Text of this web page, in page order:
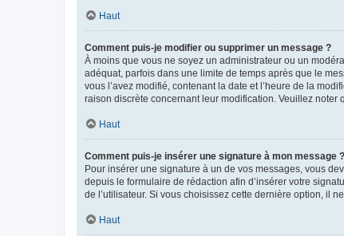
Haut
Comment puis-je modifier ou supprimer un message ?
À moins que vous ne soyez un administrateur ou un
adéquat, parfois dans une limite de temps après que le
vous l’avez modifié, contenant la date et l’heure de la
raison discrète concernant leur modification. Veuillez
Haut
Comment puis-je insérer une signature à mon message ?
Pour insérer une signature à un de vos messages, vous
depuis le formulaire de rédaction afin d’insérer votre
de l’utilisateur. Si vous choisissez cette dernière option, il
Haut